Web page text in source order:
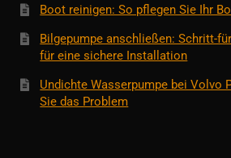
Boot reinigen: So pflegen Sie Ihr
Bilgepumpe anschließen: Schritt-
für eine sichere Installation
Undichte Wasserpumpe bei Volvo
Sie das Problem